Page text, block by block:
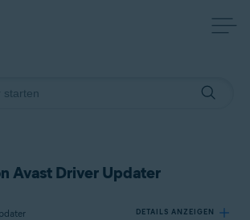
Avast Driver Updater
DETAILS ANZEIGEN